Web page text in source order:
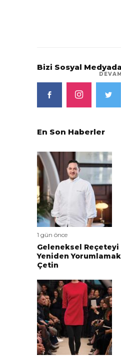
Bizi Sosyal
En Son Haberler
1 gün önce
Geleneksel Reçeteyi
Yeniden Yorumlamak
Çetin